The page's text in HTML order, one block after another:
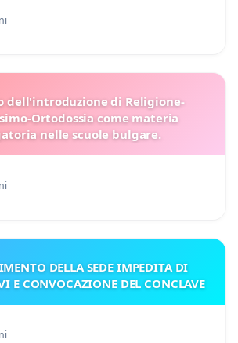
dell'introduzione di Religione-
Ortodossia come materia
nelle scuole bulgare.
DELLA SEDE IMPEDITA DI
E CONVOCAZIONE DEL CONCLAVE